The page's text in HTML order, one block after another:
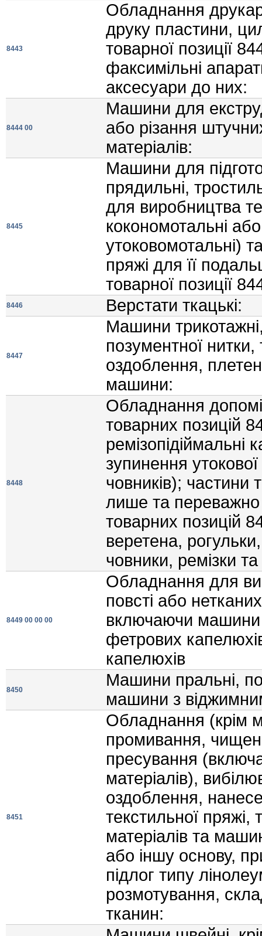
8443
Обладнання
друку пластини,
товарної позицiї
факсимiльнi
аксесуари до них:
8444 00
Машини для
або рiзання
матерiалiв:
8445
Машини для
прядильнi,
для виробництва
кокономотальнi
утоковомотальнi)
пряжi для її
товарної позицiї
8446 Верстати ткацькi:
8447
Машини
позументної
оздоблення,
машини:
8448
Обладнання
товарних позицiй
ремiзопiдiймальнi
зупинення
човникiв); частини
лише та переважно
товарних позицiй
веретена,
човники, ремiзки
8449 00 00 00
Обладнання для
повстi або
включаючи машини
фетрових
капелюхiв
8450
Машини пральнi,
машини з
8451
Обладнання (крiм
промивання,
пресування
матерiалiв),
оздоблення,
текстильної пряжi,
матерiалiв та
або iншу основу,
пiдлог типу
розмотування,
тканин: